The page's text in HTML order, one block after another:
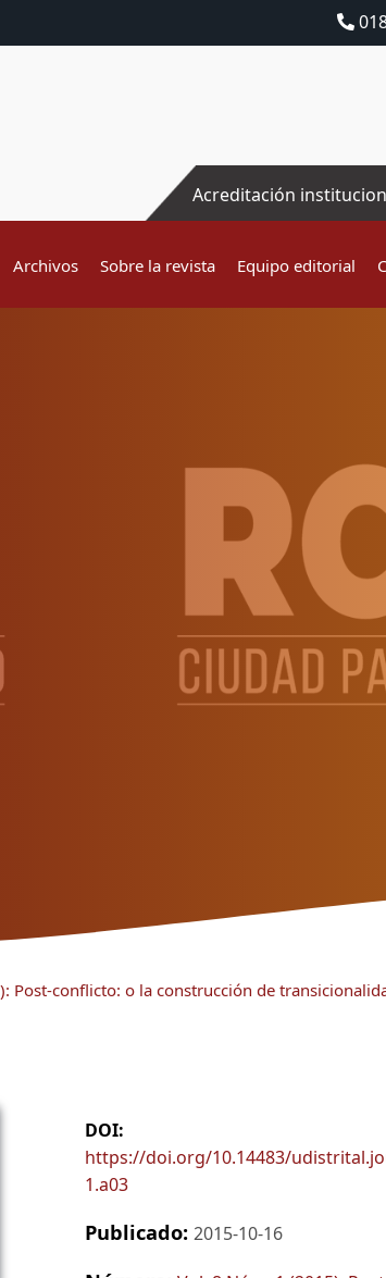
Acreditación
Archivos Sobre la revista Equipo editorial
Post-conflicto: o la construcción de
DOI:
https://doi.org/10.14483/
1.a03
Publicado: 2015-10-16